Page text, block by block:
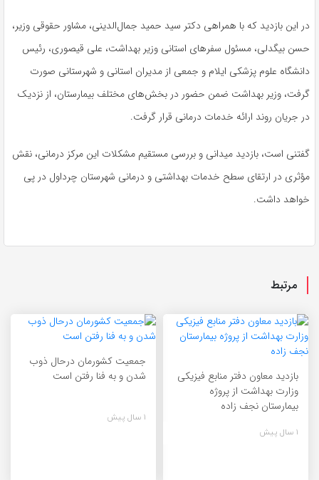
در این بازدید که با همراهی دکتر سید حمید جمال‌الدینی، مشاور حقوقی وزیر،
حسن بیگدلی، مسئول سفرهای استانی وزیر بهداشت، علی قیصوری، رئیس
دانشگاه علوم پزشکی ایلام و جمعی از مدیران استانی و شهرستانی صورت
گرفت، وزیر بهداشت ضمن حضور در بخش‌های مختلف بیمارستان، از نزدیک
در جریان روند ارائه خدمات درمانی قرار گرفت.
گفتنی است، بازدید میدانی و بررسی مستقیم مشکلات این مرکز درمانی، نقش
مؤثری در ارتقای سطح خدمات بهداشتی و درمانی شهرستان چرداول در پی
خواهد داشت.
مرتبط
بازدید معاون دفتر منابع فیزیکی
وزارت بهداشت از پروژه
بیمارستان نجف زاده
1 سال پیش
جمعیت کشورمان درحال ذوب
شدن و به فنا رفتن است
1 سال پیش